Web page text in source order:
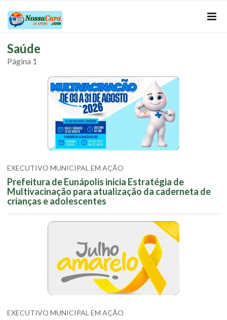
Saúde
Página 1
EXECUTIVO MUNICIPAL EM AÇÃO
Prefeitura de Eunápolis inicia Estratégia de
Multivacinação para atualização da caderneta de
crianças e adolescentes
EXECUTIVO MUNICIPAL EM AÇÃO